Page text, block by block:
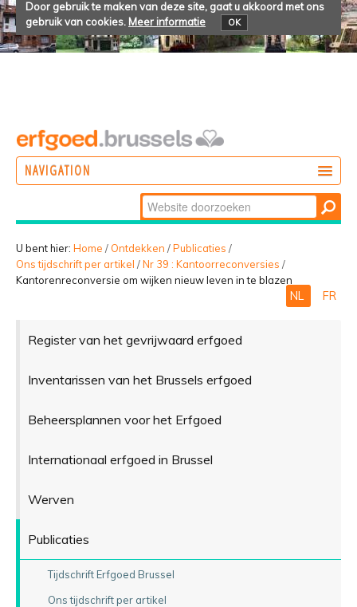
Door gebruik te maken van deze site, gaat u akkoord met ons
gebruik van cookies. Meer informatie OK
NAVIGATION
BELEVEN
Zoek
Geavanceerd
zoeken...
U bent hier: Home / Ontdekken /Publicaties /
Ons tijdschrift per artikel /Nr 39 : Kantoorreconversies /
Kantorenreconversie om wijken nieuw leven in te blazen
NL FR
Register van het gevrijwaard erfgoed
Inventarissen van het Brussels erfgoed
Beheersplannen voor het Erfgoed
Internationaal erfgoed in Brussel
Werven
Publicaties
Tijdschrift Erfgoed Brussel
Ons tijdschrift per artikel